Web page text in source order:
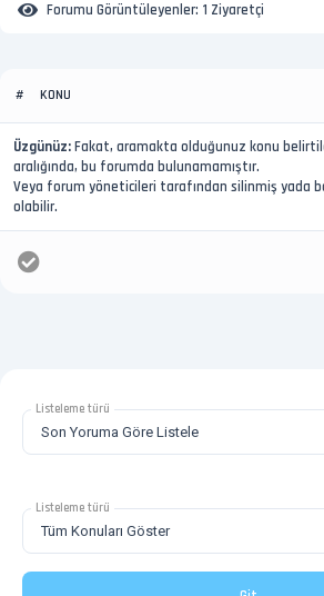
Forumu Görüntüleyenler: 1 Ziyaretçi
# KONU
Üzgünüz:Fakat, aramakta olduğunuz konu
aralığında, bu forumda bulunamamıştır.
Veya forum yöneticileri tarafından silinmiş yada
olabilir.
Listeleme türü
Listeleme türü